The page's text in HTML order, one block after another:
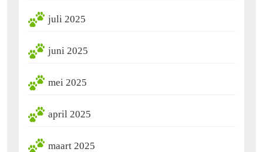
juli 2025
juni 2025
mei 2025
april 2025
maart 2025